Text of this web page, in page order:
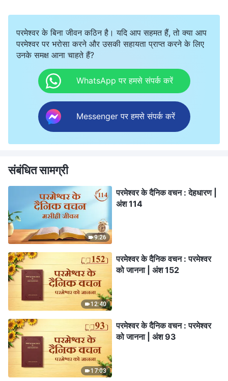
परमेश्वर के बिना जीवन कठिन है। यदि आप सहमत हैं, तो क्या आप
परमेश्वर पर भरोसा करने और उसकी सहायता प्राप्त करने के लिए
उनके समक्ष आना चाहते हैं?
WhatsApp पर हमसे संपर्क करें
Messenger पर हमसे संपर्क करें
संबंधित सामग्री
9:26
परमेश्वर के दैनिक वचन : देहधारण |
अंश 114
12:40
परमेश्वर के दैनिक वचन : परमेश्वर
को जानना | अंश 152
17:03
परमेश्वर के दैनिक वचन : परमेश्वर
को जानना | अंश 93